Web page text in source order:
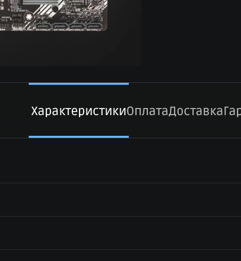
ХарактеристикиОплатаДоставка